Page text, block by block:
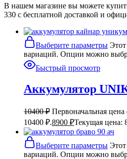
В нашем магазине вы можете
330 с бесплатной доставкой и
Выберите параметры Этот
вариаций. Опции можно
Быстрый просмотр
Аккумулятор
10400₽ Первоначальная цена
10400 ₽.8900 ₽Текущая цена:
Выберите параметры Этот
вариаций. Опции можно